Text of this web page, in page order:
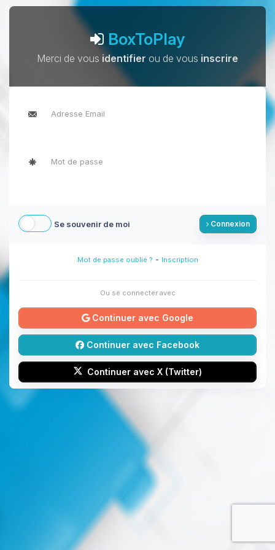
BoxToPlay
Merci de vous identifier ou de vous inscrire
Se souvenir de moi Connexion
Mot de passe oublié ? - Inscription
Ou se connecter avec
Continuer avec Google
Continuer avec Facebook
Continuer avec X (Twitter)